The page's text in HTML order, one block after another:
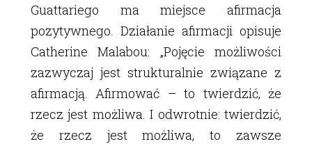
Guattariego ma miejsce afirmacja
pozytywnego. Działanie afirmacji opisuje
Catherine Malabou: „Pojęcie możliwości
zazwyczaj jest strukturalnie związane z
afirmacją. Afirmować – to twierdzić, że
rzecz jest możliwa. I odwrotnie: twierdzić,
że rzecz jest możliwa, to zawsze